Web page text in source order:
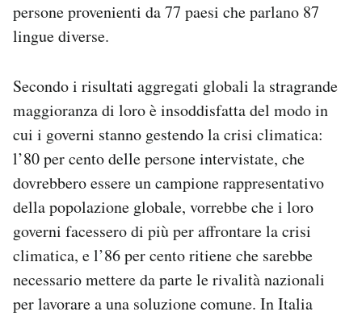
persone provenienti da 77 paesi che parlano 87
lingue diverse.
Secondo i risultati aggregati globali la stragrande
maggioranza di loro è insoddisfatta del modo in
cui i governi stanno gestendo la crisi climatica:
l’80 per cento delle persone intervistate, che
dovrebbero essere un campione rappresentativo
della popolazione globale, vorrebbe che i loro
governi facessero di più per affrontare la crisi
climatica, e l’86 per cento ritiene che sarebbe
necessario mettere da parte le rivalità nazionali
per lavorare a una soluzione comune. In Italia